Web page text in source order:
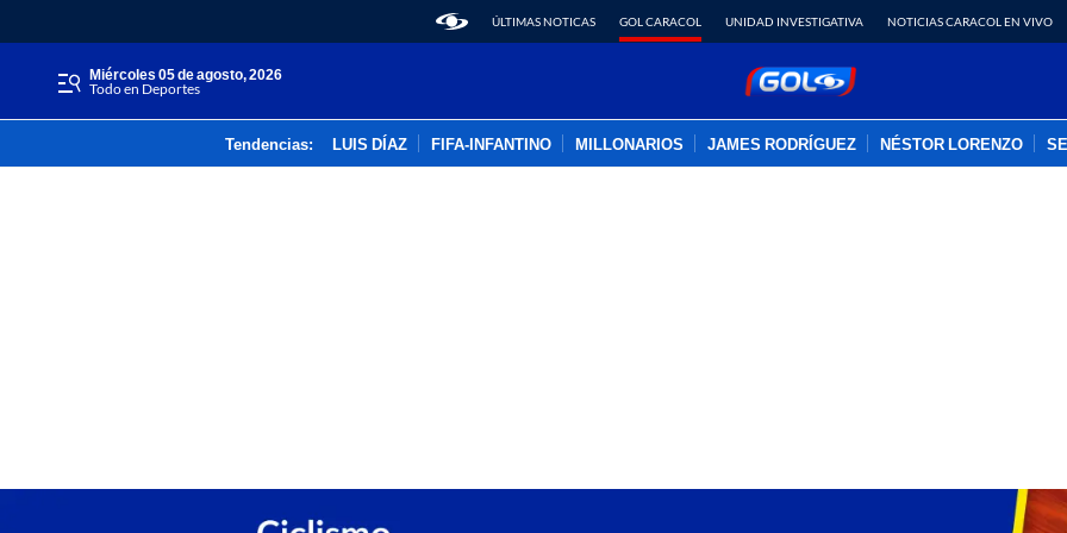
ÚLTIMAS NOTICAS GOL CARACOL UNIDAD INVESTIGATIVA NOTICIAS CARACOL EN VIVO
miércoles 05 de agosto, 2026
Todo en Deportes
Tendencias: LUIS DÍAZ FIFA-INFANTINO MILLONARIOS JAMES RODRÍGUEZ NÉSTOR LORENZO